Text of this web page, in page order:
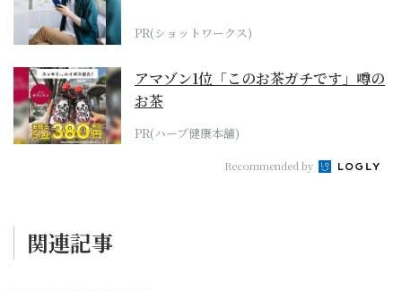
PR(ショットワークス)
アマゾン1位「このお茶ガチです」噂の
お茶
PR(ハーブ健康本舗)
Recommended by
関連記事